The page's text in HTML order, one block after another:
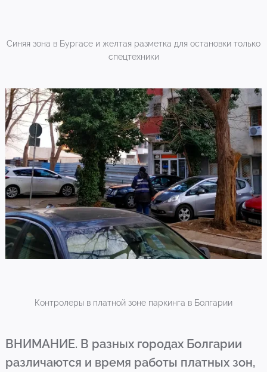
Синяя зона в Бургасе и желтая разметка для остановки только
спецтехники
Контролеры в платной зоне паркинга в Болгарии
ВНИМАНИЕ. В разных городах Болгарии
различаются и время работы платных зон,